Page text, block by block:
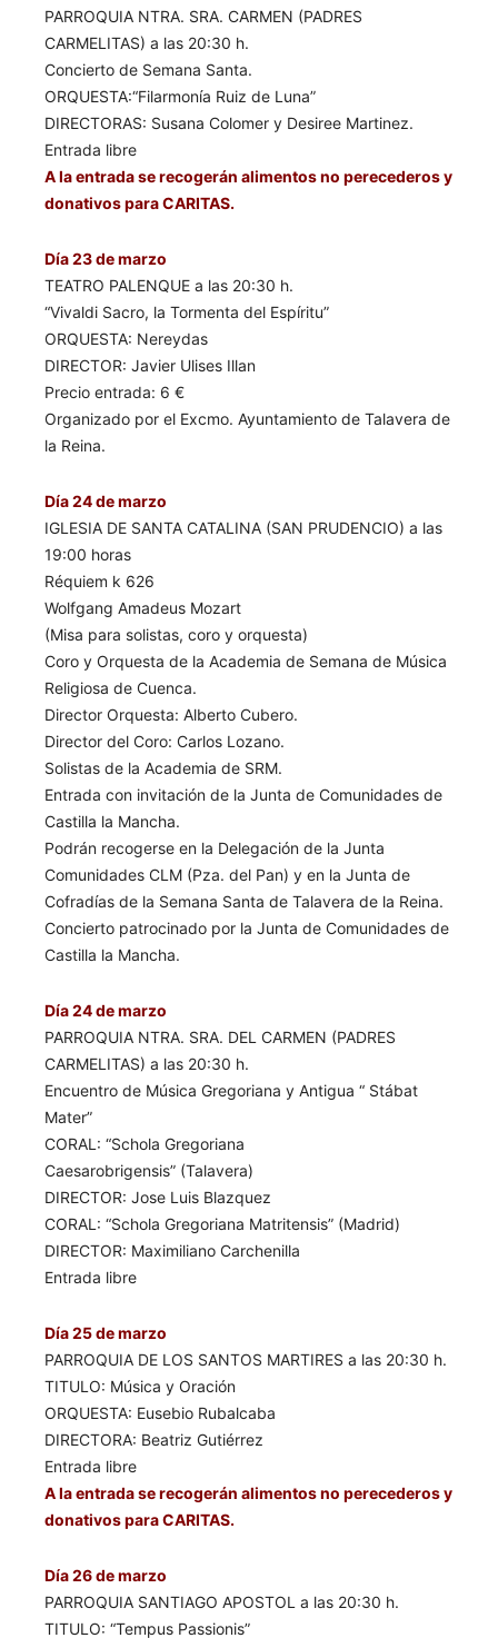
PARROQUIA NTRA. SRA. CARMEN (PADRES
CARMELITAS) a las 20:30 h.
Concierto de Semana Santa.
ORQUESTA:“Filarmonía Ruiz de Luna”
DIRECTORAS: Susana Colomer y Desiree Martinez.
Entrada libre
A la entrada se recogerán alimentos no perecederos y
donativos para CARITAS.
Día 23 de marzo
TEATRO PALENQUE a las 20:30 h.
“Vivaldi Sacro, la Tormenta del Espíritu”
ORQUESTA: Nereydas
DIRECTOR: Javier Ulises Illan
Precio entrada: 6 €
Organizado por el Excmo. Ayuntamiento de Talavera de
la Reina.
Día 24 de marzo
IGLESIA DE SANTA CATALINA (SAN PRUDENCIO) a las
19:00 horas
Réquiem k 626
Wolfgang Amadeus Mozart
(Misa para solistas, coro y orquesta)
Coro y Orquesta de la Academia de Semana de Música
Religiosa de Cuenca.
Director Orquesta: Alberto Cubero.
Director del Coro: Carlos Lozano.
Solistas de la Academia de SRM.
Entrada con invitación de la Junta de Comunidades de
Castilla la Mancha.
Podrán recogerse en la Delegación de la Junta
Comunidades CLM (Pza. del Pan) y en la Junta de
Cofradías de la Semana Santa de Talavera de la Reina.
Concierto patrocinado por la Junta de Comunidades de
Castilla la Mancha.
Día 24 de marzo
PARROQUIA NTRA. SRA. DEL CARMEN (PADRES
CARMELITAS) a las 20:30 h.
Encuentro de Música Gregoriana y Antigua “ Stábat
Mater”
CORAL: “Schola Gregoriana
Caesarobrigensis” (Talavera)
DIRECTOR: Jose Luis Blazquez
CORAL: “Schola Gregoriana Matritensis” (Madrid)
DIRECTOR: Maximiliano Carchenilla
Entrada libre
Día 25 de marzo
PARROQUIA DE LOS SANTOS MARTIRES a las 20:30 h.
TITULO: Música y Oración
ORQUESTA: Eusebio Rubalcaba
DIRECTORA: Beatriz Gutiérrez
Entrada libre
A la entrada se recogerán alimentos no perecederos y
donativos para CARITAS.
Día 26 de marzo
PARROQUIA SANTIAGO APOSTOL a las 20:30 h.
TITULO: “Tempus Passionis”